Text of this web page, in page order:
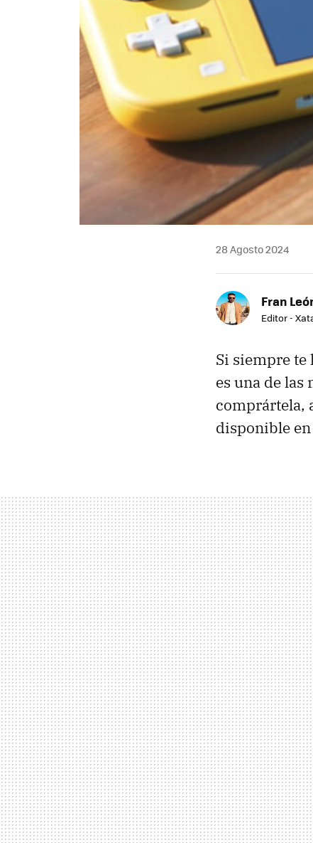
28 Agosto 2024
Fran
Editor -
Si siempre te
es una de las
comprártela,
disponible